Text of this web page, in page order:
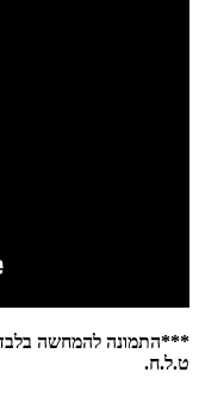
***התמונה להמחשה
ט.ל.ח.